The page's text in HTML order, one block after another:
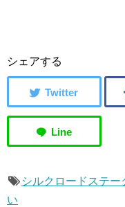
シェアする
シルクロードステー
い